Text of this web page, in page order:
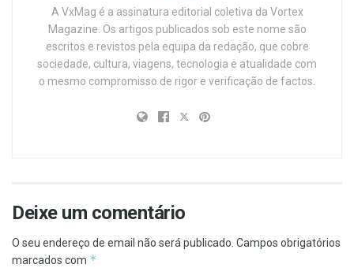
A VxMag é a assinatura editorial coletiva da Vortex
Magazine. Os artigos publicados sob este nome são
escritos e revistos pela equipa da redação, que cobre
sociedade, cultura, viagens, tecnologia e atualidade com
o mesmo compromisso de rigor e verificação de factos.
Deixe um comentário
O seu endereço de email não será publicado. Campos obrigatórios
marcados com *